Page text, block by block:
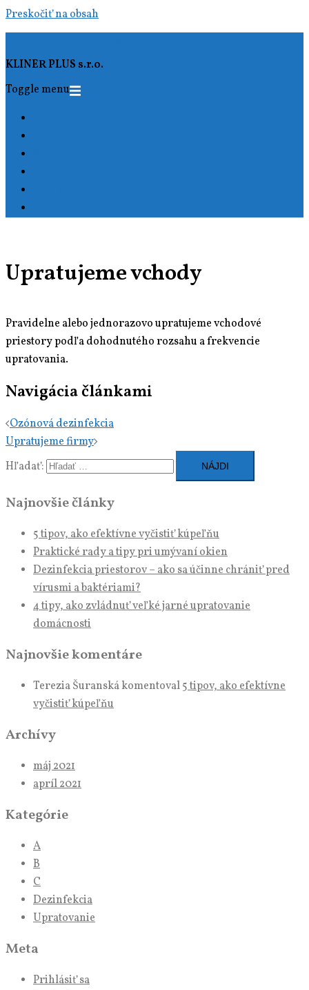
Preskočiť na obsah
KLINER PLUS s.r.o.
Toggle menu
Upratujeme vchody
Pravidelne alebo jednorazovo upratujeme vchodové
priestory podľa dohodnutého rozsahu a frekvencie
upratovania.
Navigácia článkami
Ozónová dezinfekcia
Upratujeme firmy
Hľadať:
Najnovšie články
5 tipov, ako efektívne vyčistiť kúpeľňu
Praktické rady a tipy pri umývaní okien
Dezinfekcia priestorov – ako sa účinne chrániť pred
vírusmi a baktériami?
4 tipy, ako zvládnuť veľké jarné upratovanie
domácnosti
Najnovšie komentáre
Terezia Šuranskákomentoval5 tipov, ako efektívne
vyčistiť kúpeľňu
Archívy
máj 2021
apríl 2021
Kategórie
A
B
C
Dezinfekcia
Upratovanie
Meta
Prihlásiť sa